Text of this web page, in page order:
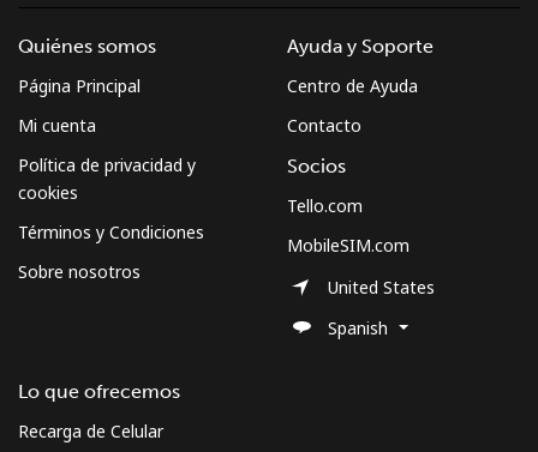
Quiénes somos
Página Principal
Mi cuenta
Política de privacidad y
cookies
Términos y Condiciones
Sobre nosotros
Lo que ofrecemos
Recarga de Celular
Ayuda y Soporte
Centro de Ayuda
Contacto
Socios
Tello.com
MobileSIM.com
United States
Spanish